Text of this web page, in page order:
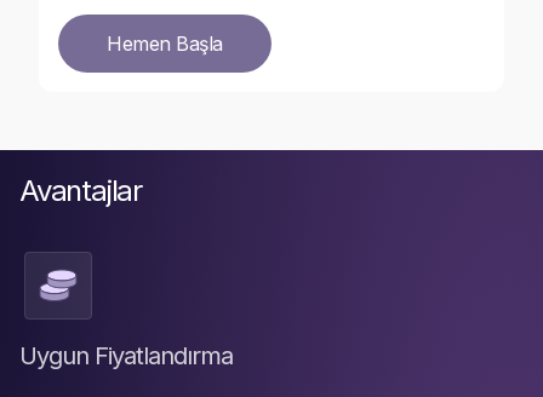
Hemen Başla
Avantajlar
Uygun Fiyatlandırma